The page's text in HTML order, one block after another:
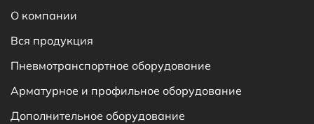
О компании
Вся продукция
Пневмотранспортное оборудование
Арматурное и профильное оборудование
Дополнительное оборудование